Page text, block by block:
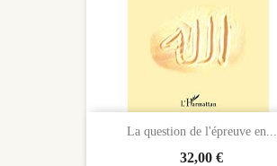
La question de l'épreuve en...
Prix
32,00 €